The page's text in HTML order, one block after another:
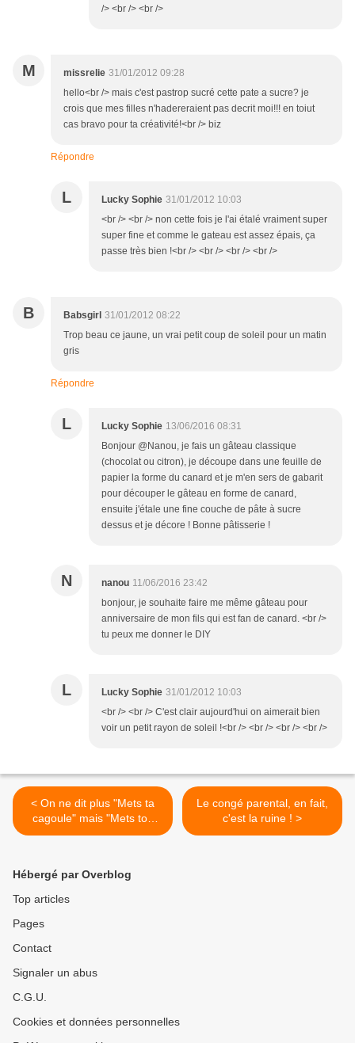
/> <br /> <br />
M missrelie 31/01/2012 09:28
hello<br /> mais c'est pastrop sucré cette pate a sucre? je
crois que mes filles n'hadereraient pas decrit moi!!! en toiut
cas bravo pour ta créativité!<br /> biz
Répondre
L Lucky Sophie 31/01/2012 10:03
<br /> <br /> non cette fois je l'ai étalé vraiment super
super fine et comme le gateau est assez épais, ça
passe très bien !<br /> <br /> <br /> <br />
B Babsgirl 31/01/2012 08:22
Trop beau ce jaune, un vrai petit coup de soleil pour un matin
gris
Répondre
L Lucky Sophie 13/06/2016 08:31
Bonjour @Nanou, je fais un gâteau classique
(chocolat ou citron), je découpe dans une feuille de
papier la forme du canard et je m'en sers de gabarit
pour découper le gâteau en forme de canard,
ensuite j'étale une fine couche de pâte à sucre
dessus et je décore ! Bonne pâtisserie !
N nanou 11/06/2016 23:42
bonjour, je souhaite faire me même gâteau pour
anniversaire de mon fils qui est fan de canard. <br />
tu peux me donner le DIY
L Lucky Sophie 31/01/2012 10:03
<br /> <br /> C'est clair aujourd'hui on aimerait bien
voir un petit rayon de soleil !<br /> <br /> <br /> <br />
< On ne dit plus "Mets ta
cagoule" mais "Mets ton
Kidcol !"
Le congé parental, en fait,
c'est la ruine ! >
Hébergé par Overblog
Top articles
Pages
Contact
Signaler un abus
C.G.U.
Cookies et données personnelles